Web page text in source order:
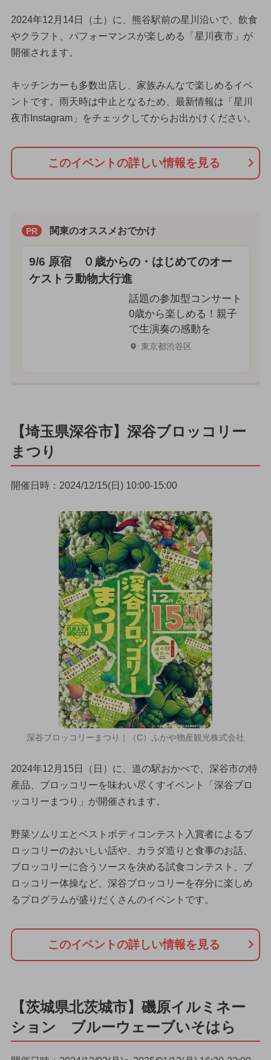
2024年12月14日（土）に、熊谷駅前の星川沿いで、飲食
やクラフト、パフォーマンスが楽しめる「星川夜市」が
開催されます。
キッチンカーも多数出店し、家族みんなで楽しめるイベ
ントです。雨天時は中止となるため、最新情報は「星川
夜市Instagram」をチェックしてからお出かけください。
このイベントの詳しい情報を見る
PR 関東のオススメおでかけ
9/6 原宿 ０歳からの・はじめてのオー
ケストラ動物大行進
話題の参加型コンサート
0歳から楽しめる！親子
で生演奏の感動を
東京都渋谷区
【埼玉県深谷市】深谷ブロッコリー
まつり
開催日時：2024/12/15(日) 10:00-15:00
深谷ブロッコリーまつり｜（C）ふかや物産観光株式会社
2024年12月15日（日）に、道の駅おかべで、深谷市の特
産品、ブロッコリーを味わい尽くすイベント「深谷ブロ
ッコリーまつり」が開催されます。
野菜ソムリエとベストボディコンテスト入賞者によるブ
ロッコリーのおいしい話や、カラダ造りと食事のお話、
ブロッコリーに合うソースを決める試食コンテスト、ブ
ロッコリー体操など、深谷ブロッコリーを存分に楽しめ
るプログラムが盛りだくさんのイベントです。
このイベントの詳しい情報を見る
【茨城県北茨城市】磯原イルミネー
ション ブルーウェーブいそはら